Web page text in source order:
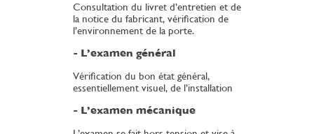
Consultation du livret d’entretien et de
la notice du fabricant, vérification de
l’environnement de la porte.
- L’examen général
Vérification du bon état général,
essentiellement visuel, de l’installation
- L’examen mécanique